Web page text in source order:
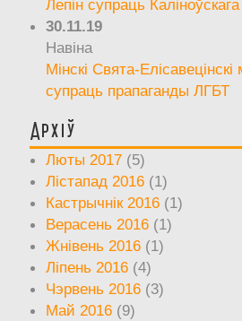
Лепін супраць
30.11.19
Навіна
Мінскі Свята-
супраць прапаганды ЛГБТ
Архіў
Люты 2017 (5)
Лістапад 2016 (1)
Кастрычнік 2016 (1)
Верасень 2016 (1)
Жнівень 2016 (1)
Ліпень 2016 (4)
Чэрвень 2016 (3)
Май 2016 (9)